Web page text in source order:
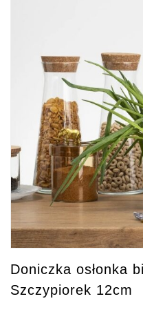
Doniczka osłonka
Szczypiorek 12cm